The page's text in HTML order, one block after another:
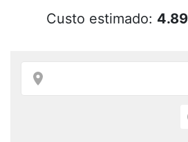
Custo estimado: 4.89